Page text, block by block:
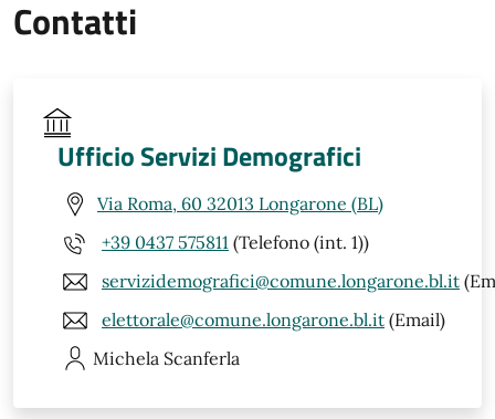
Contatti
Ufficio Servizi Demografici
Via Roma, 60 32013 Longarone (BL)
+39 0437 575811 (Telefono (int. 1))
servizidemografici@comune.longarone.bl.it
elettorale@comune.longarone.bl.it (Email)
Michela Scanferla